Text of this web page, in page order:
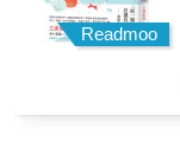
Readmoo